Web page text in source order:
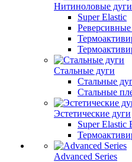
Нитиноловые
Super Elastic
Стальные дуги
Стальные
Стальные
Эстетические дуги
Super Elastic
Advanced Series